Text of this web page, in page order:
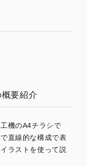
要紹介
機のA4チラシで
直線的な構成で表
ラストを使って説